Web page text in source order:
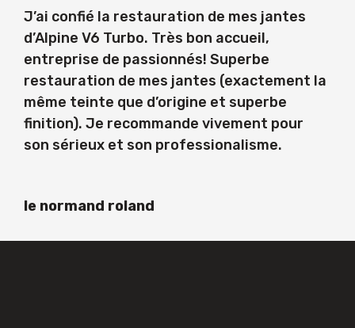
J’ai confié la restauration de mes jantes
d’Alpine V6 Turbo. Très bon accueil,
entreprise de passionnés! Superbe
restauration de mes jantes (exactement la
même teinte que d’origine et superbe
finition). Je recommande vivement pour
son sérieux et son professionalisme.
le normand roland